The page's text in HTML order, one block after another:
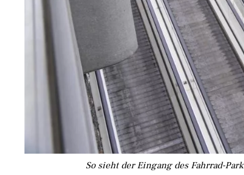
So sieht der Eingang des Fahrrad-